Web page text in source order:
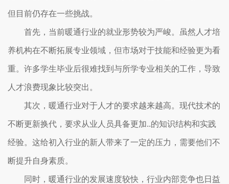
但目前仍存在一些挑战。
首先，当前暖通行业的就业形势较为严峻。虽然人才培
养机构在不断拓展专业领域，但市场对于技能和经验更为看
重。许多学生毕业后很难找到与所学专业相关的工作，导致
人才浪费现象比较突出。
其次，暖通行业对于人才的要求越来越高。现代技术的
不断更新换代，要求从业人员具备更加..的知识结构和实践
经验。这给初入行业的新人带来了一定的压力，需要他们不
断提升自身素质。
同时，暖通行业的发展速度较快，行业内部竞争也日益